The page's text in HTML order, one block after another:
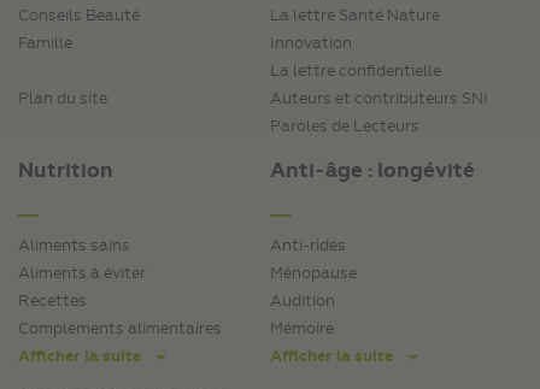
Conseils Beauté
Famille
Plan du site
La lettre Santé Nature
Innovation
La lettre confidentielle
Auteurs et contributeurs SNI
Paroles de Lecteurs
Nutrition
Aliments sains
Aliments à éviter
Recettes
Compléments alimentaires
Afficher la suite
Anti-âge : longévité
Anti-rides
Ménopause
Audition
Mémoire
Afficher la suite